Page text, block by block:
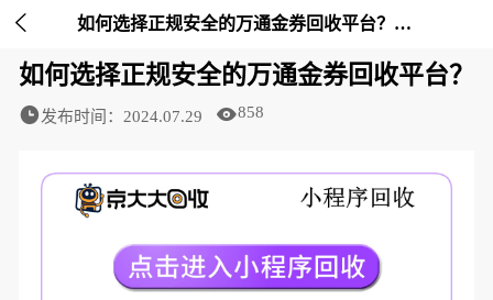
 如何选择正规安全的万通金券回收平台？-京大大回收
如何选择正规安全的万通金券回收平台？
发布时间：2024.07.29 858